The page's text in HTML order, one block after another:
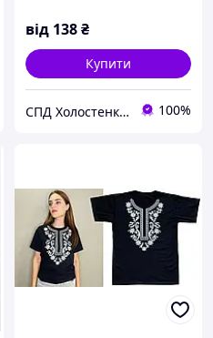
від 138₴
Купити
СПД Холостенко С.Ф. 100%